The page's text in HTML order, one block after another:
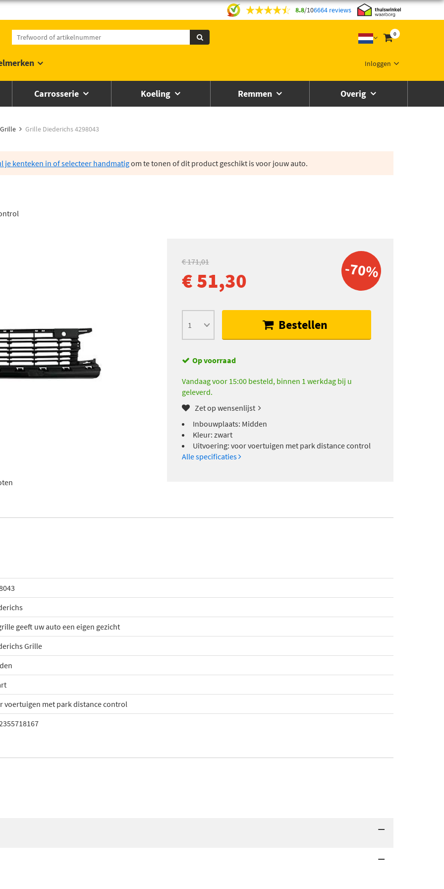
8.8/106664 reviews
0
Inloggen
Carrosserie Koeling Remmen Overig
Grille Grille Diederichs 4298043
je kenteken in of selecteer handmatigom te tonen of dit product geschikt is voor jouw auto.
-70%
€ 171,01
€ 51,30
Bestellen
Op voorraad
Vandaag voor 15:00 besteld, binnen 1 werkdag bij u
geleverd.
Zet op wensenlijst
Inbouwplaats: Midden
Kleur: zwart
Uitvoering: voor voertuigen met park distance control
Alle specificaties
geeft uw auto een eigen gezicht
Grille
voertuigen met park distance control